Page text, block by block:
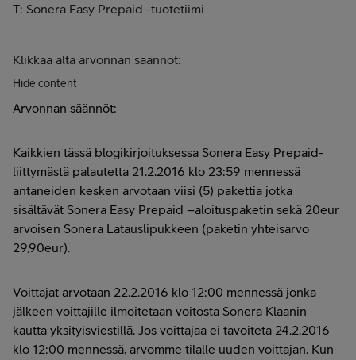
T: Sonera Easy Prepaid -tuotetiimi
Klikkaa alta arvonnan säännöt:
Hide content
Arvonnan säännöt:
Kaikkien tässä blogikirjoituksessa Sonera Easy Prepaid-
liittymästä palautetta 21.2.2016 klo 23:59 mennessä
antaneiden kesken arvotaan viisi (5) pakettia jotka
sisältävät Sonera Easy Prepaid –aloituspaketin sekä 20eur
arvoisen Sonera Latauslipukkeen (paketin yhteisarvo
29,90eur).
Voittajat arvotaan 22.2.2016 klo 12:00 mennessä jonka
jälkeen voittajille ilmoitetaan voitosta Sonera Klaanin
kautta yksityisviestillä. Jos voittajaa ei tavoiteta 24.2.2016
klo 12:00 mennessä, arvomme tilalle uuden voittajan. Kun